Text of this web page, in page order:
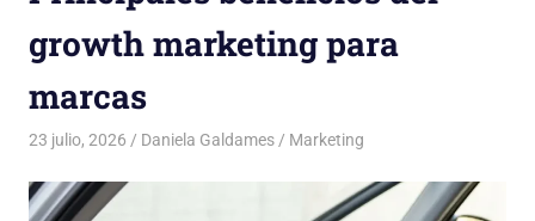
growth marketing para
marcas
23 julio, 2026 Daniela Galdames Marketing